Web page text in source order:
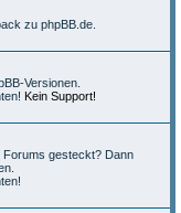
zu phpBB.de.
Versionen.
Kein Support!
Forums gesteckt? Dann